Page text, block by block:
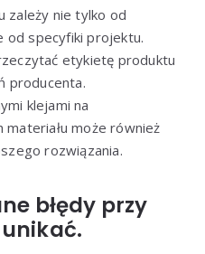
zależy nie tylko od
od specyfiki projektu.
etykietę produktu
producenta.
klejami na
może również
rozwiązania.
błędy przy